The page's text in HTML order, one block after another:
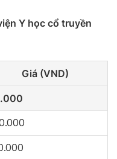
Y học cổ truyền
Giá (VND)